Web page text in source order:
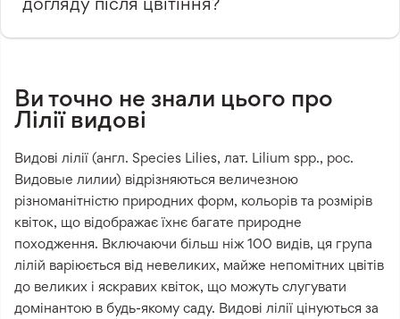
Ви точно не знали цього про
Лілії видові
Видові лілії (англ. Species Lilies, лат. Lilium spp., рос.
Видовые лилии) відрізняються величезною
різноманітністю природних форм, кольорів та розмірів
квіток, що відображає їхнє багате природне
походження. Включаючи більш ніж 100 видів, ця група
лілій варіюється від невеликих, майже непомітних цвітів
до великих і яскравих квіток, що можуть слугувати
домінантою в будь-якому саду. Видові лілії цінуються за